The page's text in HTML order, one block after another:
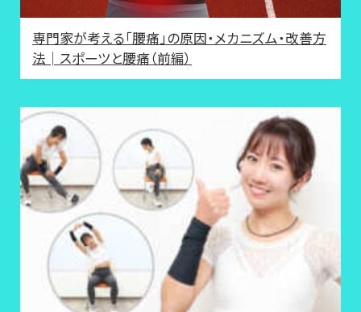
専門家が考える「腰痛」の原因・メカニズム・改善方
法│スポーツと腰痛（前編）